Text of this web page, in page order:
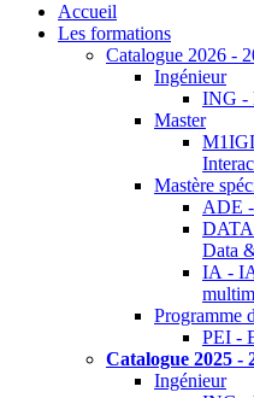
Accueil
Les formations
Catalogue 2026 -
Ingénieur
ING -
Master
Mastère
ADE
Data
IA -
Programme
PEI -
Catalogue 2025 -
Ingénieur